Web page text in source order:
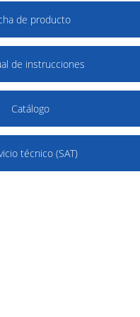
de producto
de instrucciones
Catálogo
técnico (SAT)